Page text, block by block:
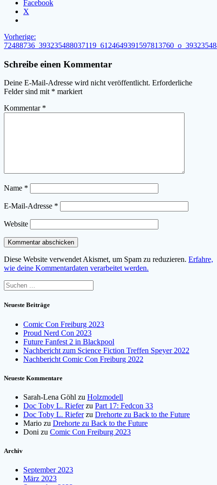
Facebook
X
Beitragsnavigation
Vorherige:
Beitrag:
Schreibe einen Kommentar
Deine E-Mail-Adresse wird nicht veröffentlicht. Erforderliche
Felder sind mit * markiert
Kommentar *
Name *
E-Mail-Adresse *
Website
Diese Website verwendet Akismet, um Spam zu reduzieren. Erfahre,
wie deine Kommentardaten verarbeitet werden.
Suchen
nach:
Neueste Beiträge
Comic Con Freiburg 2023
Proud Nerd Con 2023
Future Fanfest 2 in Blackpool
Nachbericht zum Science Fiction Treffen Speyer 2022
Nachbericht Comic Con Freiburg 2022
Neueste Kommentare
Sarah-Lena Göhl zu Holzmodell
Doc Toby L. Rieferzu Part 17: Fedcon 33
Doc Toby L. Rieferzu Drehorte zu Back to the Future
Mario zu Drehorte zu Back to the Future
Doni zu Comic Con Freiburg 2023
Archiv
September 2023
März 2023